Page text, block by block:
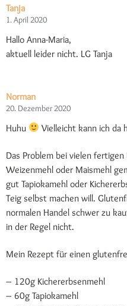
Tanja
1. April 2020
Hallo Anna-Maria,
aktuell leider nicht. LG Tanja
Norman
20. Dezember 2020
Huhu Vielleicht kann ich da
Das Problem bei vielen
Weizenmehl oder Maismehl
gut Tapiokamehl oder
Teig selbst machen will.
normalen Handel schwer zu
in der Regel nicht.
Mein Rezept für einen
– 120g Kichererbsenmehl
– 60g Tapiokamehl